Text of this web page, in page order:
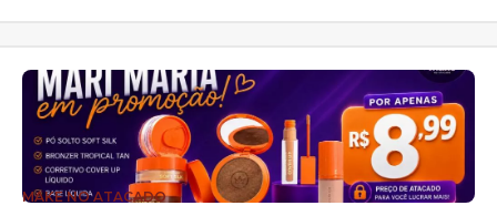
MAKE NO ATACADO